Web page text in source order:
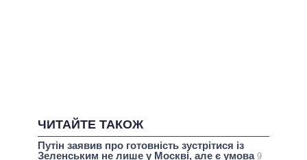
ЧИТАЙТЕ ТАКОЖ
Путін заявив про готовність зустрітися із
Зеленським не лише у Москві, але є умова 9